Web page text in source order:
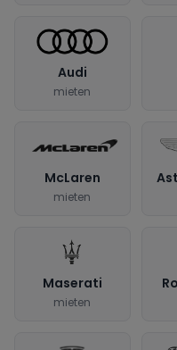
Audi
mieten
McLaren
mieten
Maserati
mieten